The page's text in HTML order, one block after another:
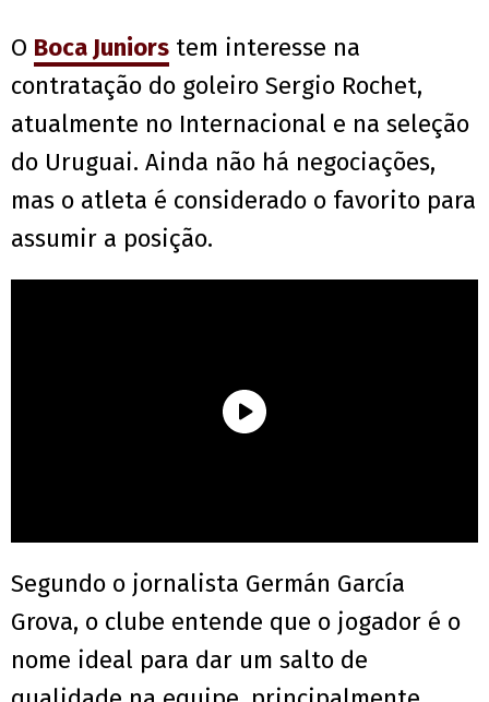
O Boca Juniors tem interesse na
contratação do goleiro Sergio Rochet,
atualmente no Internacional e na seleção
do Uruguai. Ainda não há negociações,
mas o atleta é considerado o favorito para
assumir a posição.
Segundo o jornalista Germán García
Grova, o clube entende que o jogador é o
nome ideal para dar um salto de